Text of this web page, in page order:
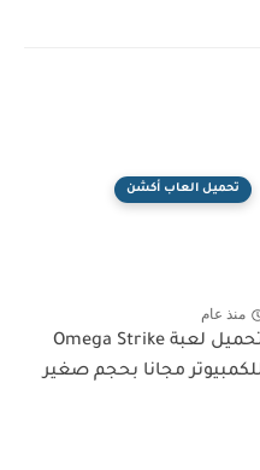
تحميل العاب أكشن
منذ عام
تحميل لعبة Omega Strike
مجانا بحجم صغير